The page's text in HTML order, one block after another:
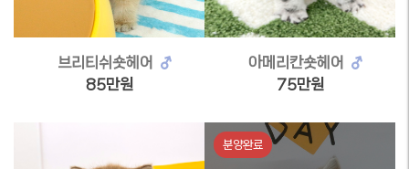
브리티쉬숏헤어
85만원
아메리칸숏헤어
75만원
분양완료